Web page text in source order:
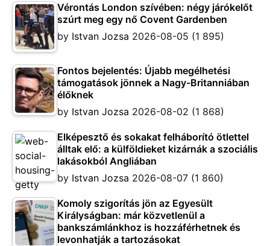
Vérontás London szívében: négy járókelőt
szúrt meg egy nő Covent Gardenben
by Istvan Jozsa 2026-08-05 (1 895)
Fontos bejelentés: Újabb megélhetési
támogatások jönnek a Nagy-Britanniában
élőknek
by Istvan Jozsa 2026-08-02 (1 868)
Elképesztő és sokakat felháborító ötlettel
álltak elő: a külföldieket kizárnák a szociális
lakásokból Angliában
by Istvan Jozsa 2026-08-07 (1 860)
Komoly szigorítás jön az Egyesült
Királyságban: már közvetlenül a
bankszámlánkhoz is hozzáférhetnek és
levonhatják a tartozásokat